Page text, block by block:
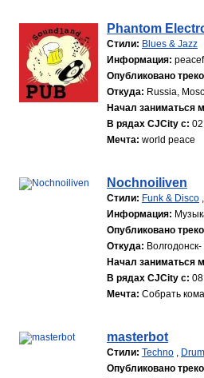
Phantom
Стили: Blues & Jazz
Информация:
Опубликовано
Откуда: Russia,
Начал заниматься
В рядах CJCity с:
Мечта: world peace
Nochnoiliven
Стили: Funk & Disco ,
Информация:
Опубликовано
Откуда:
Начал заниматься
В рядах CJCity с:
Мечта: Собрать
masterbot
Стили: Techno ,
Опубликовано